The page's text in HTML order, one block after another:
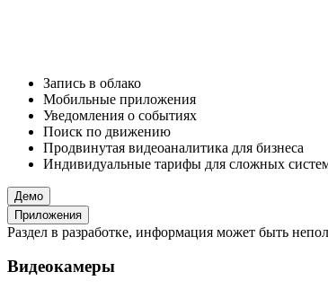
Запись в облако
Мобильные приложения
Уведомления о событиях
Поиск по движению
Продвинутая видеоаналитика для бизнеса
Индивидуальные тарифы для сложных
Демо
Приложения
Раздел в разработке, информация может быть
Видеокамеры